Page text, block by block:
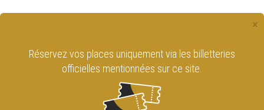
×
Réservez vos places uniquement via les billetteries
officielles mentionnées sur ce site.